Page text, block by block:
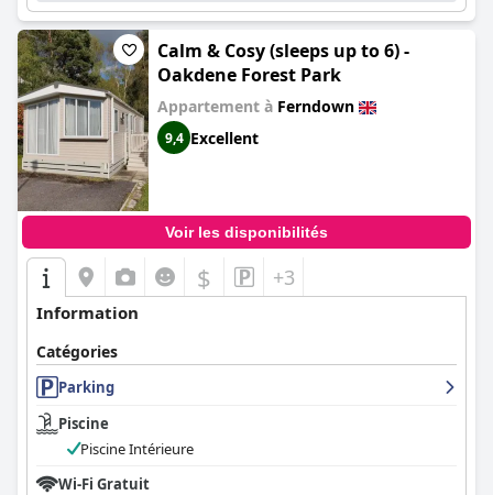
Calm & Cosy (sleeps up to 6) -
Oakdene Forest Park
Appartement à Ferndown
9,4 Excellent
Voir les disponibilités
$ +3
Information
Catégories
Parking
Piscine
Piscine Intérieure
Wi-Fi Gratuit